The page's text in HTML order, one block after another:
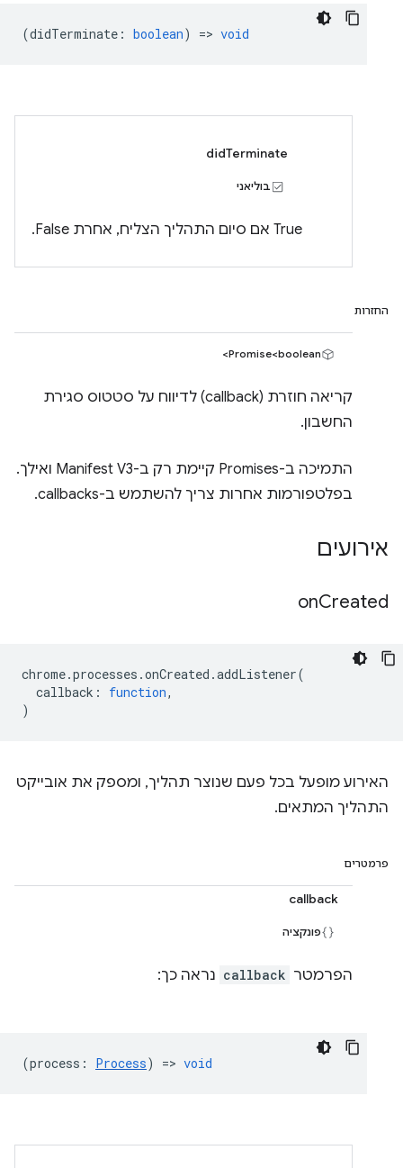
(didTerminate : boolean) => void
didTerminate
בוליאני
‫True אם סיום התהליך הצליח, אחרת False.
החזרות
Promise<boolean>
קריאה חוזרת (callback) לדיווח על סטטוס סגירת
החשבון.
התמיכה ב-Promises קיימת רק ב-Manifest V3 ואילך.
בפלטפורמות אחרות צריך להשתמש ב-callbacks.
אירועים
onCreated
chrome.processes .onCreated .addListener(
callback : function,
)
האירוע מופעל בכל פעם שנוצר תהליך, ומספק את אובייקט
התהליך המתאים.
פרמטרים
callback
פונקציה
הפרמטר callback נראה כך:
(process : Process) => void